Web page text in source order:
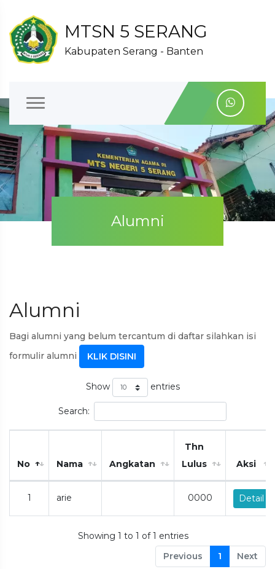
MTSN 5 SERANG
Kabupaten Serang - Banten
Alumni
Alumni
Bagi alumni yang belum tercantum di daftar silahkan isi
formulir alumni
KLIK DISINI
Show entries
Search:
No Nama Angkatan
Thn
Lulus
Aksi
1 arie 0000 Detail
Showing 1 to 1 of 1 entries
Previous
1 Next